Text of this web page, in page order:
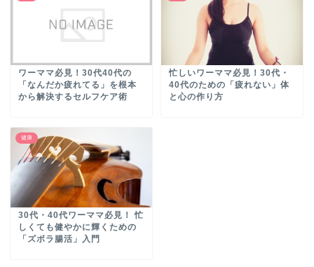
ワーママ必見！30代40代の
「なんだか疲れてる」を根本
から解決するセルフケア術
忙しいワーママ必見！30代・
40代のための「疲れない」体
と心の作り方
健康
30代・40代ワーママ必見！ 忙
しくても健やかに輝くための
「ズボラ腸活」入門